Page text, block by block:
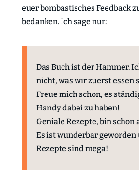
euer bombastisches Feedback
bedanken. Ich sage nur:
Das Buch ist der Hammer.
nicht, was wir zuerst essen
Freue mich schon, es
Handy dabei zu haben!
Geniale Rezepte, bin schon
Es ist wunderbar geworden
Rezepte sind mega!